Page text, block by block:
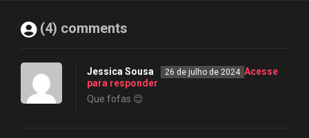
(4) comments
Jessica Sousa 26 de julho de 2024 Acesse
para responder
Que fofas 😊